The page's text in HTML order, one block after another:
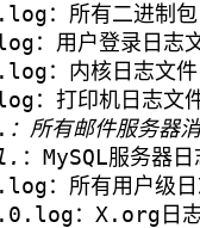
所有二进制包日
用户登录日志文
：内核日志文件
打印机日志文
：所有邮件服务器
：MySQL服务器
：所有用户级日
：X.org日志